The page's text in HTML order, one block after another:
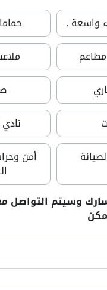
واسعة .
أمن
وسيتم التواصل